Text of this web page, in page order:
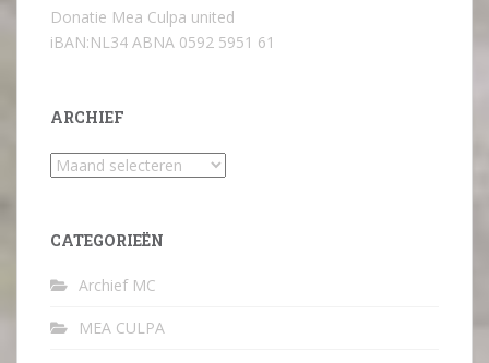
Donatie Mea Culpa united
iBAN:NL34 ABNA 0592 5951 61
ARCHIEF
Archief
CATEGORIEËN
Archief MC
MEA CULPA